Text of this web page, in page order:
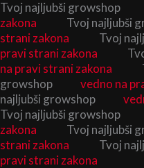
Skip
to
content
Tvoj najljubši growshop
zakona
Tvoj najljubši
strani zakona
Tvoj
pravi strani zakona
na pravi strani zakona
growshop
vedno na
najljubši growshop
Tvoj najljubši growshop
zakona
Tvoj najljubši
strani zakona
Tvoj
pravi strani zakona
Search
...
Vaza
5cm
okrogla
količina
Cenovni
razpon:
od
19,90 €
do
38,90 €
Cenovni
razpon:
od
30,00 €
do
300,00 €
Cenovni
razpon:
od
30,90 €
do
49,90 €
Izvirna
je
bila:
32,90 €.
Trenutna
cena
14,80 €.
Cenovni
razpon:
od
19,90 €
do
38,90 €
Cenovni
razpon:
od
30,00 €
do
300,00 €
Cenovni
razpon:
od
30,90 €
do
49,90 €
Izvirna
je
bila:
32,90 €.
Trenutna
cena
14,80 €.
Search
...